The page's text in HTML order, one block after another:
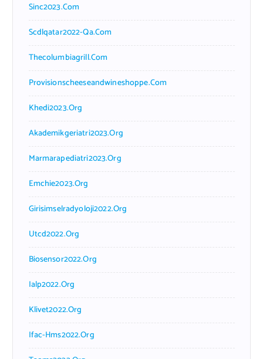
Sinc2023.com
Scdlqatar2022-Qa.com
Thecolumbiagrill.com
Provisionscheeseandwineshoppe.com
Khedi2023.org
Akademikgeriatri2023.org
Marmarapediatri2023.org
Emchie2023.org
Girisimselradyoloji2022.org
Utcd2022.org
Biosensor2022.org
Ialp2022.org
Klivet2022.org
Ifac-Hms2022.org